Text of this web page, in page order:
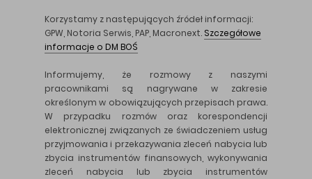
Korzystamy z następujących źródeł informacji:
GPW, Notoria Serwis, PAP, Macronext. Szczegółowe
informacje o DM BOŚ
Informujemy, że rozmowy z naszymi
pracownikami są nagrywane w zakresie
określonym w obowiązujących przepisach prawa.
W przypadku rozmów oraz korespondencji
elektronicznej związanych ze świadczeniem usług
przyjmowania i przekazywania zleceń nabycia lub
zbycia instrumentów finansowych, wykonywania
zleceń nabycia lub zbycia instrumentów